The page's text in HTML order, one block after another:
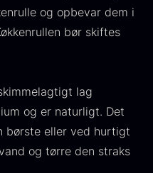
Hasselnødder
og opbevar dem i
bør skiftes
lag
og er naturligt. Det
børste eller ved hurtigt
og tørre den straks